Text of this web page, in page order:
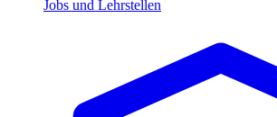
Jobs und Lehrstellen